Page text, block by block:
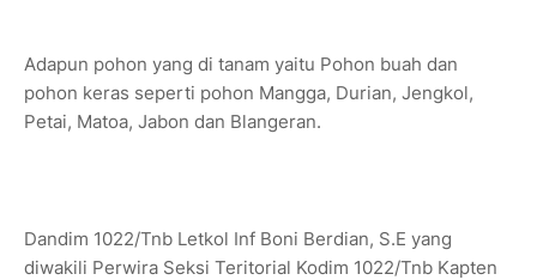
Adapun pohon yang di tanam yaitu Pohon buah dan
pohon keras seperti pohon Mangga, Durian, Jengkol,
Petai, Matoa, Jabon dan Blangeran.
Dandim 1022/Tnb Letkol Inf Boni Berdian, S.E yang
diwakili Perwira Seksi Teritorial Kodim 1022/Tnb Kapten